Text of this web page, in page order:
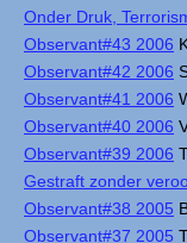
Onder Druk,
Observant#43 2006
Observant#42 2006
Observant#41 2006
Observant#40 2006
Observant#39 2006
Gestraft zonder
Observant#38 2005
Observant#37 2005